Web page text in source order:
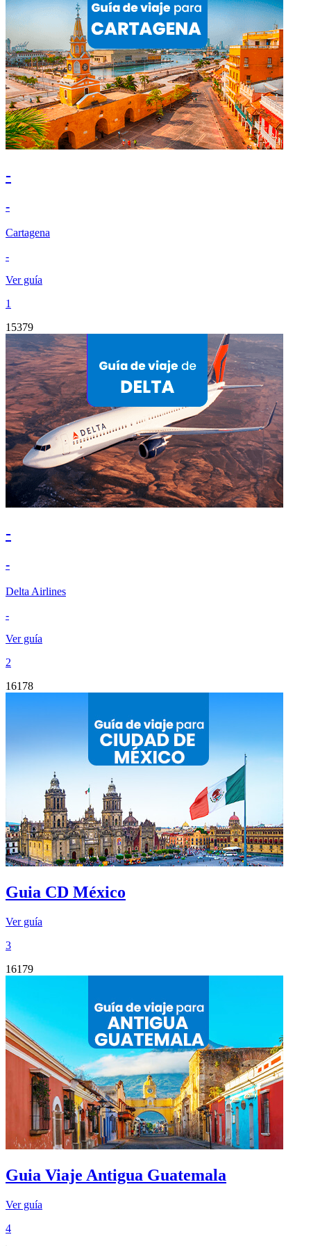
-
-
Cartagena
-
Ver guía
1
15379
-
-
Delta Airlines
-
Ver guía
2
16178
Guia CD México
Ver guía
3
16179
Guia Viaje Antigua Guatemala
Ver guía
4